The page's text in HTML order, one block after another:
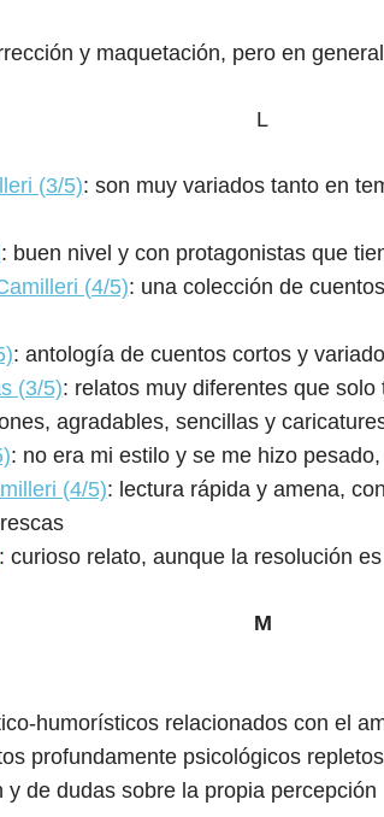
y maquetación, pero en
L
(3/5): son muy variados tanto en
: buen nivel y con protagonistas que
(4/5): una colección de
: antología de cuentos cortos y
(3/5): relatos muy diferentes que
agradables, sencillas y
: no era mi estilo y se me hizo
(4/5): lectura rápida y amena,
: curioso relato, aunque la resolución
M
humorísticos relacionados con el
profundamente psicológicos
de dudas sobre la propia percepción